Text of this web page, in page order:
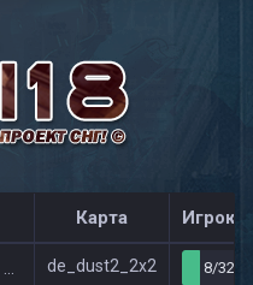
Карта
de_dust2_2x2 8/32